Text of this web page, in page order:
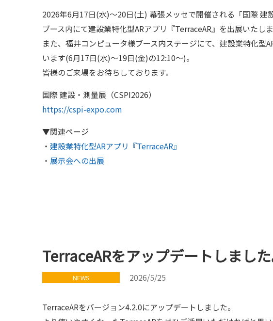
2026年6月17日(水)～20日(土) 幕張メッセで開催される「国際 建
ブース内にて建設業特化型ARアプリ『TerraceAR』を出展いたしま
また、福井コンピュータ様ブース内ステージにて、建設業特化型
います(6月17日(水)～19日(金)の12:10～)。
皆様のご来場をお待ちしております。
国際 建設・測量展（CSPI2026）
https://cspi-expo.com
▼関連ページ
・ 建設業特化型ARアプリ『TerraceAR』
・ 展示会への出展
TerraceARをアップデートしました
NEWS 2026/5/25
TerraceARをバージョン4.2.0にアップデートしました。